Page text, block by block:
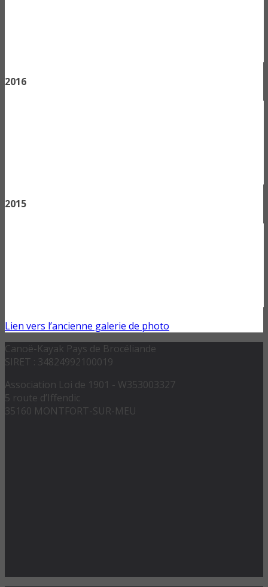
2016
2015
Lien vers l’ancienne galerie de photo
Canoë-Kayak Pays de Brocéliande
SIRET : 34824992100019
Association Loi de 1901 - W353003327
5 route d’Iffendic
35160 MONTFORT-SUR-MEU